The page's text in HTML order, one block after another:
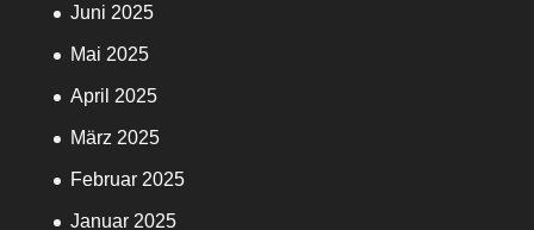
Juni 2025
Mai 2025
April 2025
März 2025
Februar 2025
Januar 2025